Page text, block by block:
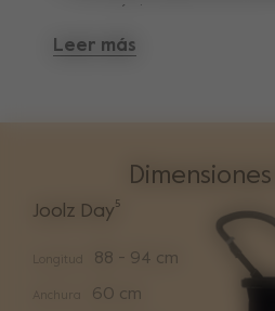
ergonómico.
cochecito confort premium
Leer más
Joolz Day⁵
88 - 94 cm
60 cm